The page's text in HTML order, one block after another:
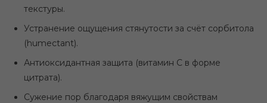
текстуры.
Устранение ощущения стянутости за счёт сорбитола
(humectant).
Антиоксидантная защита (витамин С в форме
цитрата).
Сужение пор благодаря вяжущим свойствам